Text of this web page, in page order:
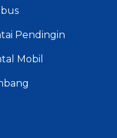
Pendingin
Mobil